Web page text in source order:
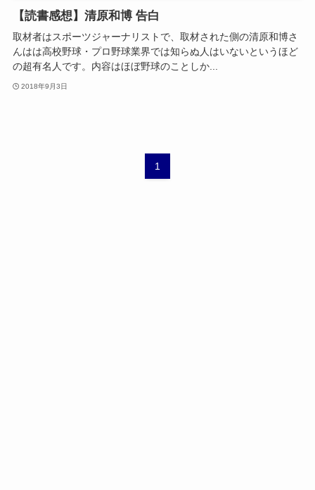
【読書感想】清原和博 告白
取材者はスポーツジャーナリストで、取材された側の清原和博さ
んはは高校野球・プロ野球業界では知らぬ人はいないというほど
の超有名人です。内容はほぼ野球のことしか...
2018年9月3日
1